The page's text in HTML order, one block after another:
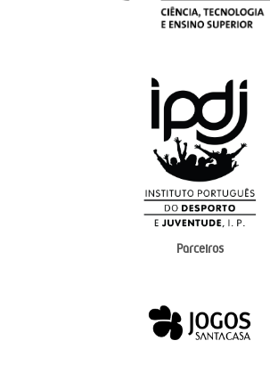
Parceiros